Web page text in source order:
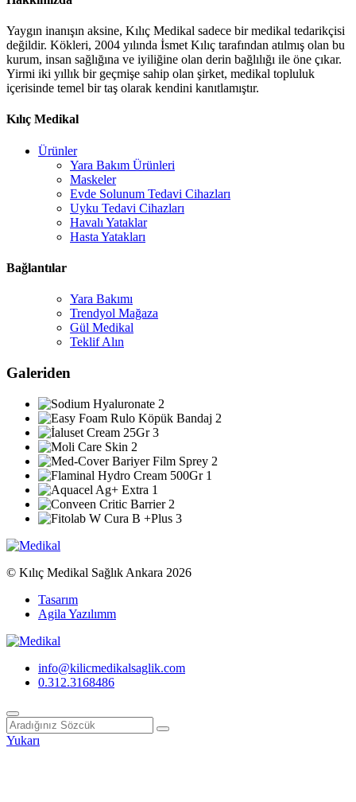
Yaygın inanışın aksine, Kılıç Medikal sadece bir medikal tedarikçisi
değildir. Kökleri, 2004 yılında İsmet Kılıç tarafından atılmış olan bu
kurum, insan sağlığına ve iyiliğine olan derin bağlılığı ile öne çıkar.
Yirmi iki yıllık bir geçmişe sahip olan şirket, medikal topluluk
içerisinde temel bir taş olarak kendini kanıtlamıştır.
Kılıç Medikal
Ürünler
Yara Bakım Ürünleri
Maskeler
Evde Solunum Tedavi Cihazları
Uyku Tedavi Cihazları
Havalı Yataklar
Hasta Yatakları
Bağlantılar
Yara Bakımı
Trendyol Mağaza
Gül Medikal
Teklif Alın
Galeriden
© Kılıç Medikal Sağlık Ankara 2026
Tasarım
Agila Yazılımm
info@kilicmedikalsaglik.com
0.312.3168486
Yukarı